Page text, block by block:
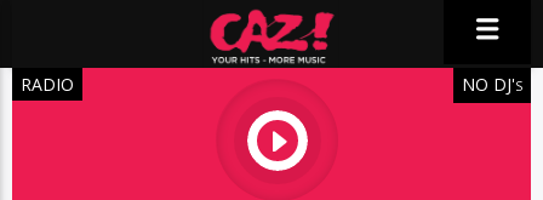
RADIO
play
NO DJ'S